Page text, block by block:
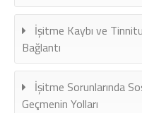
İşitme Kaybı ve
Bağlantı
İşitme Sorunlarında
Geçmenin Yolları